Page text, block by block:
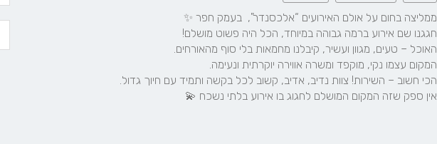
אין ספק שזה המקום המושלם לחגוג בו אירוע בלתי נשכח 💫